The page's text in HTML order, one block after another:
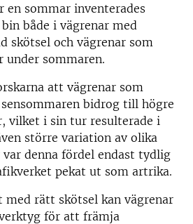
en sommar inventerades
både i vägrenar med
skötsel och vägrenar som
under sommaren.
att vägrenar som
bidrog till högre
vilket i sin tur resulterade i
större variation av olika
denna fördel endast tydlig
pekat ut som artrika.
rätt skötsel kan vägrenar
för att främja